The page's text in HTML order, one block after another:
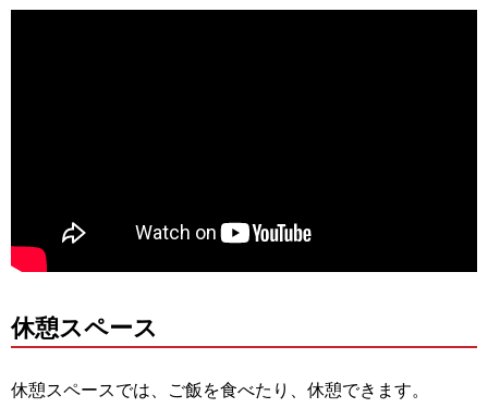
休憩スペース
休憩スペースでは、ご飯を食べたり、休憩できます。